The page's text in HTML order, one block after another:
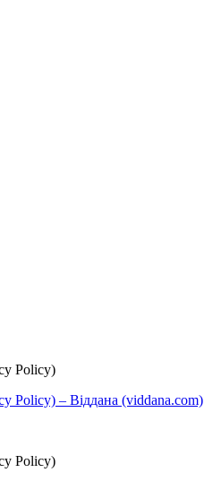
Policy)
Policy) – Віддана (viddana.com)
Policy)